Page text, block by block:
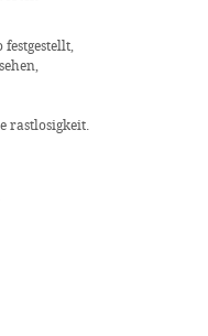
rastlosigkeit.